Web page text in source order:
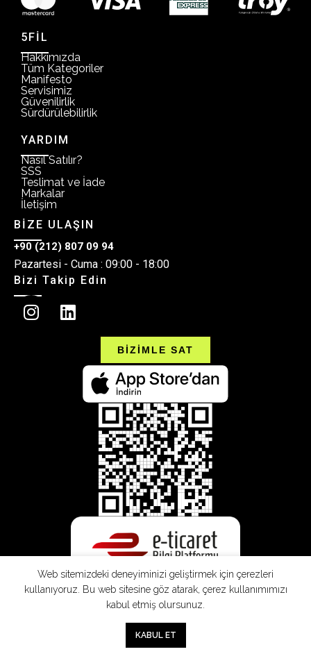
5FİL
Hakkımızda
Tüm Kategoriler
Manifesto
Servisimiz
Güvenilirlik
Sürdürülebilirlik
YARDIM
Nasıl Satılır?
SSS
Teslimat ve İade
Markalar
İletişim
BİZE ULAŞIN
+90 (212) 807 09 94
Pazartesi - Cuma : 09:00 - 18:00
Bizi Takip Edin
BİZİMLE SAT
Web sitemizdeki deneyiminizi geliştirmek için çerezleri
kullanıyoruz. Bu web sitesine göz atarak, çerez kullanımımızı
kabul etmiş olursunuz.
KABUL ET
Sepet